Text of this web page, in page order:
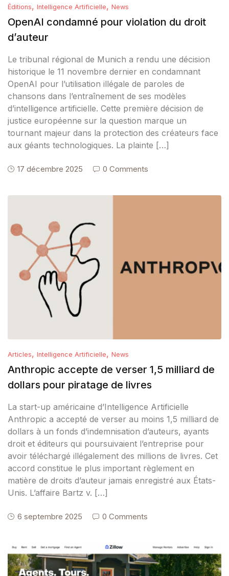
Éditions, Intelligence Artificielle, News
OpenAI condamné pour violation du droit
d’auteur
Le tribunal régional de Munich a rendu une décision
historique le 11 novembre dernier en condamnant
OpenAI pour l’utilisation illégale de paroles de
chansons dans l’entraînement de ses modèles
d’intelligence artificielle. Cette première décision de
justice européenne sur la question marque un
tournant majeur dans la protection des créateurs face
aux géants technologiques. La plainte […]
17 décembre 2025 0 Comments
Articles, Intelligence Artificielle, News
Anthropic accepte de verser 1,5 milliard de
dollars pour piratage de livres
La start-up américaine d’Intelligence Artificielle
Anthropic a accepté de verser au moins 1,5 milliard de
dollars à un fonds d’indemnisation d’auteurs, ayants
droit et éditeurs qui poursuivaient l’entreprise pour
avoir téléchargé illégalement des millions de livres. Cet
accord constitue le plus important règlement en
matière de droits d’auteur jamais enregistré aux États-
Unis. L’affaire Bartz v. […]
6 septembre 2025 0 Comments